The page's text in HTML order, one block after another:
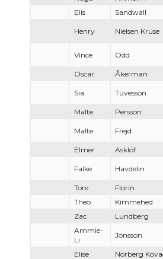
Elis
Sandwall
Henry Nielsen Kruse
Vince Odd
Oscar Åkerman
Sia Tuvesson
Malte Persson
Malte Frejd
Elmer Asklöf
Falke Havdelin
Tore
Florin
Theo
Kimmehed
Zac
Lundberg
Ammie-
Li
Jönsson
Elise Norberg